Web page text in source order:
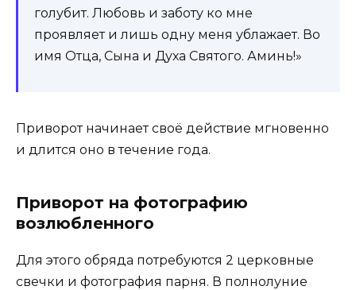
голубит. Любовь и заботу ко мне
проявляет и лишь одну меня ублажает. Во
имя Отца, Сына и Духа Святого. Аминь!»
Приворот начинает своё действие мгновенно
и длится оно в течение года.
Приворот на фотографию
возлюбленного
Для этого обряда потребуются 2 церковные
свечки и фотография парня. В полнолуние